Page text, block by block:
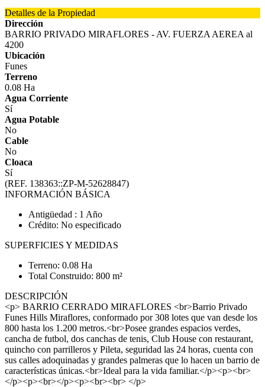
Detalles de la Propiedad
Dirección
BARRIO PRIVADO MIRAFLORES - AV. FUERZA AEREA al
4200
Ubicación
Funes
Terreno
0.08 Ha
Agua Corriente
Sí
Agua Potable
No
Cable
No
Cloaca
Sí
(REF. 138363::ZP-M-52628847)
INFORMACIÓN BÁSICA
Antigüedad : 1 Año
Crédito: No especificado
SUPERFICIES Y MEDIDAS
Terreno: 0.08 Ha
Total Construido: 800 m²
DESCRIPCIÓN
<p> BARRIO CERRADO MIRAFLORES <br>Barrio Privado
Funes Hills Miraflores, conformado por 308 lotes que van desde los
800 hasta los 1.200 metros.<br>Posee grandes espacios verdes,
cancha de futbol, dos canchas de tenis, Club House con restaurant,
quincho con parrilleros y Pileta, seguridad las 24 horas, cuenta con
sus calles adoquinadas y grandes palmeras que lo hacen un barrio de
características únicas.<br>Ideal para la vida familiar.</p><p><br>
</p><p><br></p><p><br><br> </p>